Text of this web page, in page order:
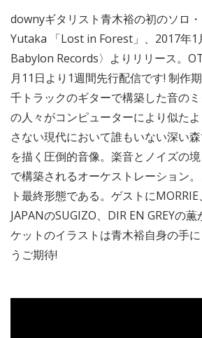
downyギタリスト青木裕の初のソロ
Yutaka 「Lost in Forest」、2017年
Babylon Records〉よりリリース。
月11日より1週間先行配信です! 制作
千トラックのギターで構築した音の
の人々がコンピューターにより似た
さない現代において誰もいない深い
を描く圧倒的音像。楽音とノイズの
で構築されるオーケストレーション
ト最終形態である。ゲストにMORRIE
JAPANのSUGIZO、DIR EN GREYの
ケットのイラストは青木裕自身の手
うご期待!